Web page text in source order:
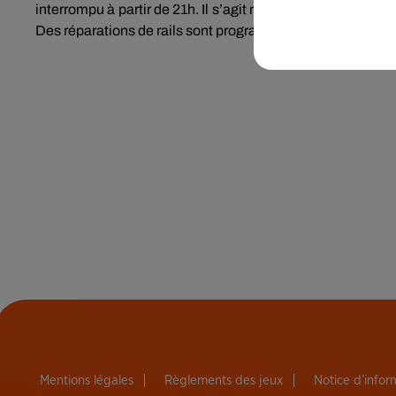
interrompu à partir de 21h. Il s’agit notamment de revoir
Des réparations de rails sont programmées sur ce
Mentions légales Règlements des jeux Notice